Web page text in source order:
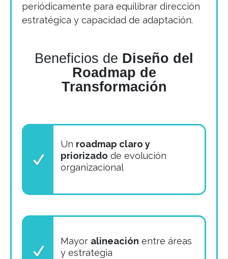
periódicamente para equilibrar dirección
estratégica y capacidad de adaptación.
Beneficios de Diseño del
Roadmap de
Transformación
Un roadmap claro y
priorizado de evolución
organizacional
Mayor alineación entre áreas
y estrategia